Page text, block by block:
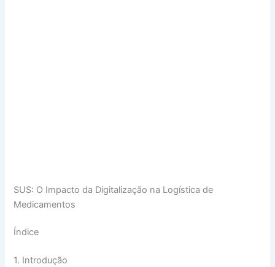
SUS: O Impacto da Digitalização na Logística de
Medicamentos
Índice
1. Introdução